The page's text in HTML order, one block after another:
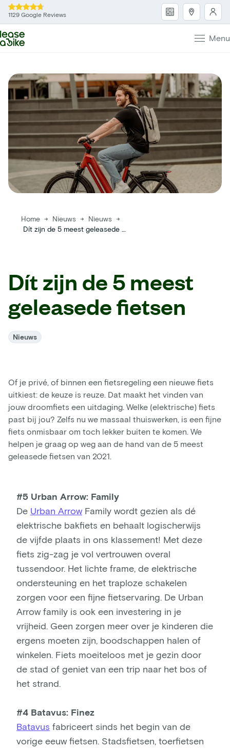
1129 Google Reviews
Menu
Home → Nieuws → Nieuws →
Dít zijn de 5 meest
geleasede fietsen
Nieuws
Of je privé, of binnen een fietsregeling een nieuwe fiets
uitkiest: de keuze is reuze. Dat maakt het vinden van
jouw droomfiets een uitdaging. Welke (elektrische) fiets
past bij jou? Zelfs nu we massaal thuiswerken, is een fijne
fiets onmisbaar om toch lekker buiten te komen. We
helpen je graag op weg aan de hand van de 5 meest
geleasede fietsen van 2021.
#5 Urban Arrow: Family
De Urban ArrowFamily wordt gezien als dé
elektrische bakfiets en behaalt logischerwijs
de vijfde plaats in ons klassement! Met deze
fiets zig-zag je vol vertrouwen overal
tussendoor. Het lichte frame, de elektrische
ondersteuning en het traploze schakelen
zorgen voor een fijne fietservaring. De Urban
Arrow family is ook een investering in je
vrijheid. Geen zorgen meer over je kinderen die
ergens moeten zijn, boodschappen halen of
winkelen. Fiets moeiteloos met je gezin door
de stad of geniet van een trip naar het bos of
het strand.
#4 Batavus: Finez
Batavus fabriceert sinds het begin van de
vorige eeuw fietsen. Stadsfietsen, toerfietsen